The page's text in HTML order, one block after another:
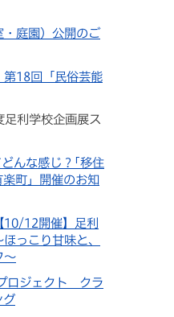
庭園）公開のご
第18回「民俗芸能
利学校企画展ス
んな感じ？｢移住
町」開催のお知
12開催】足利
っこり甘味と、
～
ロジェクト クラ
グ